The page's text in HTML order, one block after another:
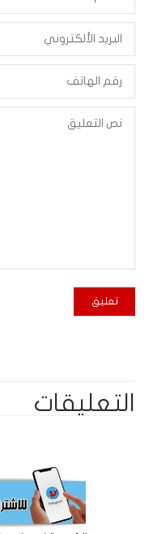
التعليقات